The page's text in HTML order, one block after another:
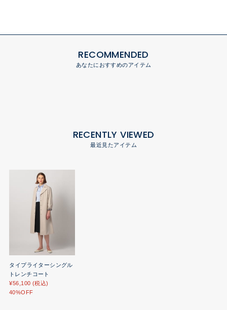
RECOMMENDED
あなたにおすすめのアイテム
RECENTLY VIEWED
最近見たアイテム
タイプライターシングル
トレンチコート
¥56,100 (税込)
40%OFF